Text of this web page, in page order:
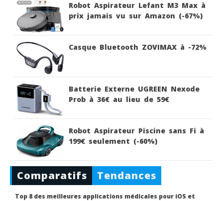
Robot Aspirateur Lefant M3 Max à
prix jamais vu sur Amazon (-67%)
Casque Bluetooth ZOVIMAX à -72%
Batterie Externe UGREEN Nexode
Prob à 36€ au lieu de 59€
Robot Aspirateur Piscine sans Fi à
199€ seulement (-60%)
Comparatifs Tendances
Top 8 des meilleures applications médicales pour iOS et